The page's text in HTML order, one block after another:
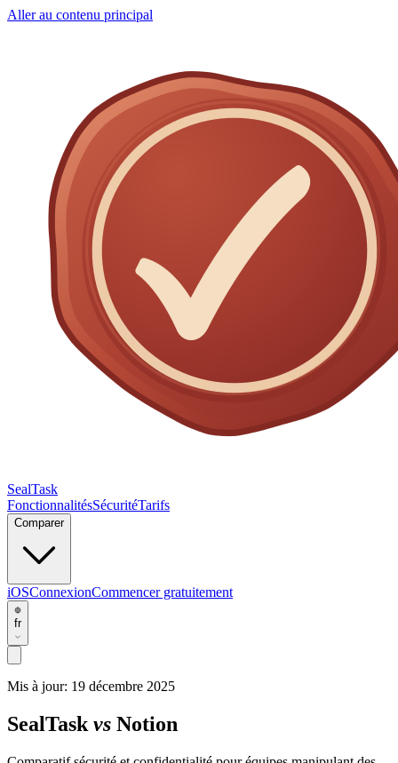
Aller au contenu principal
SealTask
FonctionnalitésSécuritéTarifs
Comparer
iOSConnexionCommencer gratuitement
fr
Mis à jour: 19 décembre 2025
SealTask vs Notion